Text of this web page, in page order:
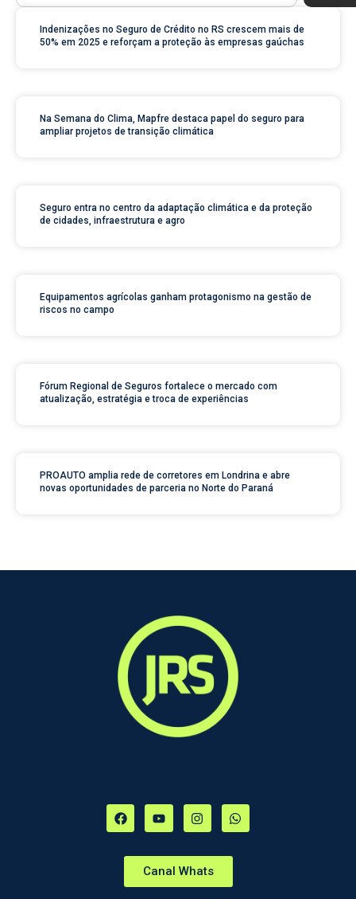
Indenizações no Seguro de Crédito no RS crescem mais de
50% em 2025 e reforçam a proteção às empresas gaúchas
Na Semana do Clima, Mapfre destaca papel do seguro para
ampliar projetos de transição climática
Seguro entra no centro da adaptação climática e da proteção
de cidades, infraestrutura e agro
Equipamentos agrícolas ganham protagonismo na gestão de
riscos no campo
Fórum Regional de Seguros fortalece o mercado com
atualização, estratégia e troca de experiências
PROAUTO amplia rede de corretores em Londrina e abre
novas oportunidades de parceria no Norte do Paraná
Canal Whats